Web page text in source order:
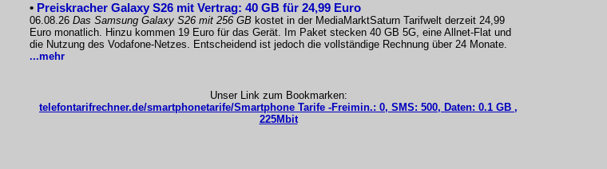
• Preiskracher Galaxy S26 mit Vertrag: 40 GB für 24,99 Euro
06.08.26 Das Samsung Galaxy S26 mit 256 GB kostet in der MediaMarktSaturn Tarifwelt derzeit 24,99
Euro monatlich. Hinzu kommen 19 Euro für das Gerät. Im Paket stecken 40 GB 5G, eine Allnet-Flat und
die Nutzung des Vodafone-Netzes. Entscheidend ist jedoch die vollständige Rechnung über 24 Monate.
...mehr
Unser Link zum Bookmarken:
telefontarifrechner.de/smartphonetarife/Smartphone Tarife -Freimin.: 0, SMS: 500, Daten: 0.1 GB ,
225Mbit